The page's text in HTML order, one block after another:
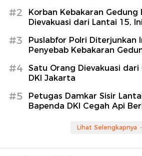
#2
Korban Kebakaran Gedung
Dievakuasi dari Lantai 15,
#3
Puslabfor Polri Diterjunkan
Penyebab Kebakaran
#4
Satu Orang Dievakuasi dari
DKI Jakarta
#5
Petugas Damkar Sisir
Bapenda DKI Cegah Api
Lihat Selengkapnya